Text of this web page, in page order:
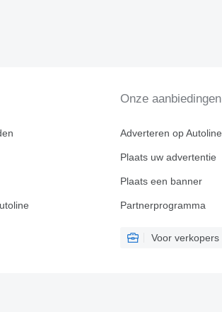
Onze aanbiedingen
Adverteren op Autoline
Plaats uw advertentie
Plaats een banner
Partnerprogramma
Voor verkopers